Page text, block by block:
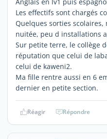
Les effectifs sont chargés
Quelques sorties scolaires,
nuitée, peu d installations
Sur petite terre, le collège
réputation que celui de
celui de kaweni2.
Ma fille rentre aussi en 6
dernier en petite section.
Réagir Répondre